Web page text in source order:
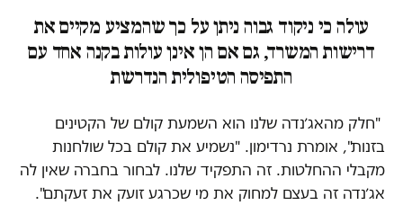
עולה כי ניקוד גבוה ניתן על כך שהמציע מקיים את
דרישות המשרד, גם אם הן אינן עולות בקנה אחד עם
התפיסה הטיפולית הנדרשת
"חלק מהאג׳נדה שלנו הוא השמעת קולם של הקטינים
בזנות", אומרת נרדימון. "נשמיע את קולם בכל שולחנות
מקבלי ההחלטות. זה התפקיד שלנו. לבחור בחברה שאין לה
אג׳נדה זה בעצם למחוק את מי שכרגע זועק את זעקתם".